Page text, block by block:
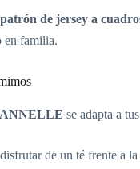
patrón de jersey a
en familia.
se adapta a
de un té frente a